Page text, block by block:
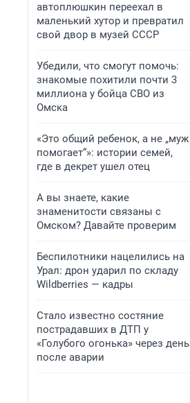
автоплюшкин переехал в
маленький хутор и превратил
свой двор в музей СССР
Убедили, что смогут помочь:
знакомые похитили почти 3
миллиона у бойца СВО из
Омска
«Это общий ребенок, а не „муж
помогает“»: истории семей,
где в декрет ушел отец
А вы знаете, какие
знаменитости связаны с
Омском? Давайте проверим
Беспилотники нацелились на
Урал: дрон ударил по складу
Wildberries — кадры
Стало известно состяние
пострадавших в ДТП у
«Голубого огонька» через день
после аварии